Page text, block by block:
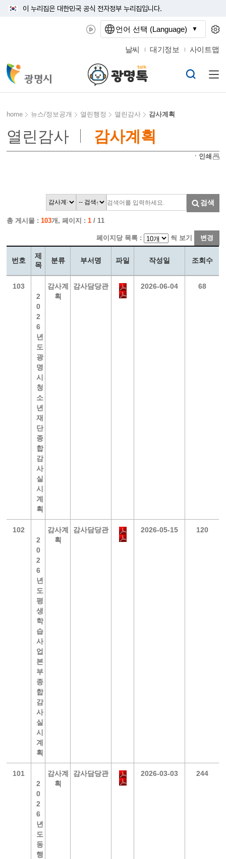
이 누리집은 대한민국 공식 전자정부 누리집입니다.
날씨 대기정보 사이트맵
home 뉴스/정보공개 열린행정 열린감사 감사계획
열린감사 감사계획
ㆍ인쇄
검색
총 게시물 :103개, 페이지 :1 / 11
페이지당 목록 : 씩 보기 변경
번호
제
목
분류 부서명 파일 작성일 조회수
103
2
0
2
6
년
도
광
명
시
청
소
년
재
단
종
합
감
사
실
시
계
획
감사계
획
감사담당관 2026-06-04 68
102
2
0
2
6
년
도
평
생
학
습
사
업
본
부
종
합
감
사
실
시
계
획
감사계
획
감사담당관 2026-05-15 120
101
2
0
2
6
년
도
동
행
감사계
획
감사담당관 2026-03-03 244
언어 선택 (Language)